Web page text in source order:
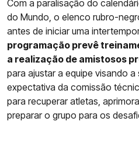
Com a paralisação do
do Mundo, o elenco rubro-
antes de iniciar uma
programação prevê
a realização de amistosos
para ajustar a equipe visando
expectativa da comissão
para recuperar atletas,
preparar o grupo para os